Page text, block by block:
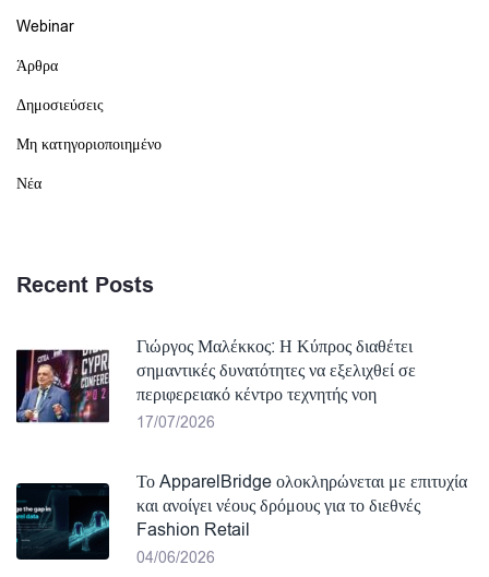
Webinar
Άρθρα
Δημοσιεύσεις
Μη κατηγοριοποιημένο
Νέα
Recent Posts
Γιώργος Μαλέκκος: Η Κύπρος διαθέτει
σημαντικές δυνατότητες να εξελιχθεί σε
περιφερειακό κέντρο τεχνητής νοη
17/07/2026
Το ApparelBridge ολοκληρώνεται με επιτυχία
και ανοίγει νέους δρόμους για το διεθνές
Fashion Retail
04/06/2026